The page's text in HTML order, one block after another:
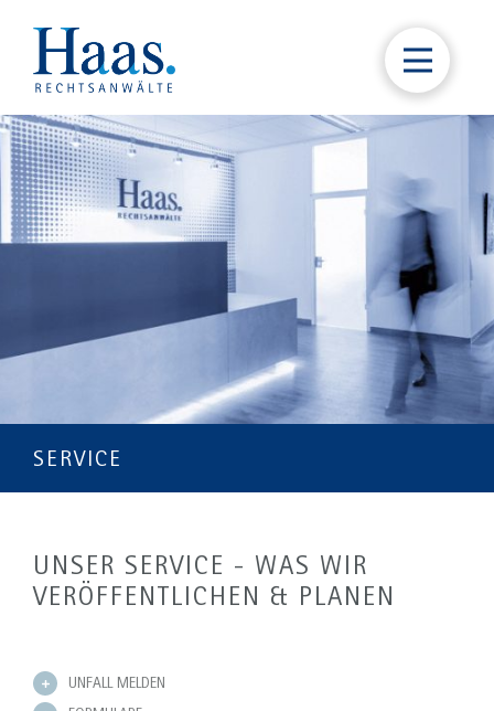
SERVICE
UNSER SERVICE - WAS WIR
VERÖFFENTLICHEN & PLANEN
UNFALL MELDEN